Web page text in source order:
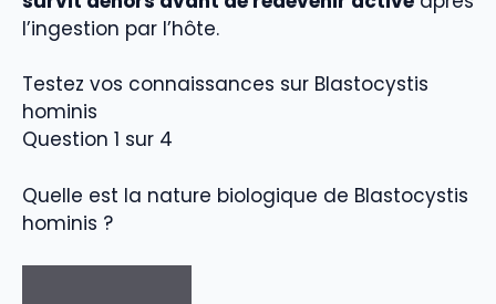
l’ingestion par l’hôte.
Testez vos connaissances sur Blastocystis
hominis
Question 1 sur 4
Quelle est la nature biologique de Blastocystis
hominis ?